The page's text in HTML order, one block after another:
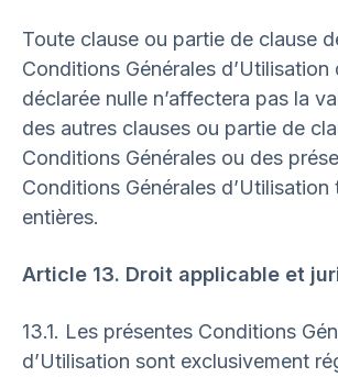
Toute clause ou partie de clause
Conditions Générales d’Utilisation
déclarée nulle n’affectera pas la
des autres clauses ou partie de
Conditions Générales ou des
Conditions Générales d’Utilisation
entières.
Article 13. Droit applicable et
13.1. Les présentes Conditions
d’Utilisation sont exclusivement